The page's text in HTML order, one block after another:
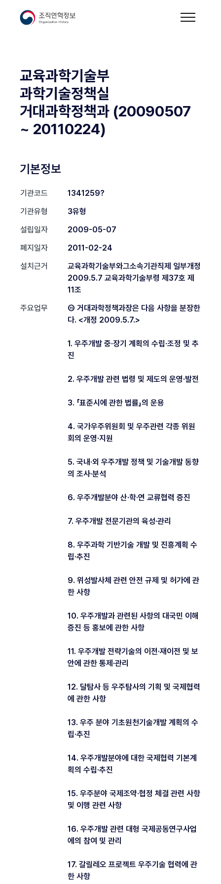
교육과학기술부
과학기술정책실
거대과학정책과 (20090507
~ 20110224)
기본정보
기관코드
1341259?
기관유형
3유형
설립일자
2009-05-07
폐지일자
2011-02-24
설치근거
교육과학기술부와그소속기관직제 일부개정
2009.5.7 교육과학기술부령 제37호 제
11조
주요업무
⑪ 거대과학정책과장은 다음 사항을 분장한
다. <개정 2009.5.7.>
1. 우주개발 중·장기 계획의 수립·조정 및 추
진
2. 우주개발 관련 법령 및 제도의 운영·발전
3. 「표준시에 관한 법률」의 운용
4. 국가우주위원회 및 우주관련 각종 위원
회의 운영·지원
5. 국내·외 우주개발 정책 및 기술개발 동향
의 조사·분석
6. 우주개발분야 산·학·연 교류협력 증진
7. 우주개발 전문기관의 육성·관리
8. 우주과학 기반기술 개발 및 진흥계획 수
립·추진
9. 위성발사체 관련 안전 규제 및 허가에 관
한 사항
10. 우주개발과 관련된 사항의 대국민 이해
증진 등 홍보에 관한 사항
11. 우주개발 전략기술의 이전·재이전 및 보
안에 관한 통제·관리
12. 달탐사 등 우주탐사의 기획 및 국제협력
에 관한 사항
13. 우주 분야 기초원천기술개발 계획의 수
립·추진
14. 우주개발분야에 대한 국제협력 기본계
획의 수립·추진
15. 우주분야 국제조약·협정 체결 관련 사항
및 이행 관련 사항
16. 우주개발 관련 대형 국제공동연구사업
에의 참여 및 관리
17. 갈릴레오 프로젝트 우주기술 협력에 관
한 사항